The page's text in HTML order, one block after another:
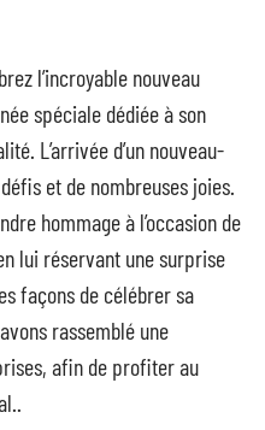
l’incroyable nouveau
spéciale dédiée à son
L’arrivée d’un nouveau-
et de nombreuses joies.
hommage à l’occasion de
lui réservant une surprise
façons de célébrer sa
rassemblé une
afin de profiter au